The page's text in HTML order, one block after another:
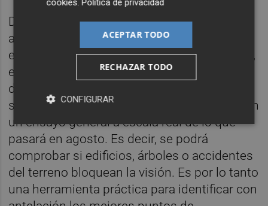
Desde la Generalitat se invita a la ciudadanía
a observar la puesta de sol este miércoles
entre las 20.30 y las 20.35 horas. A esa hora,
el sol estará en la misma posición que el 12
de agosto, el día del eclipse total. Esta
simetría convierte el atardecer de mañana en
un ensayo general a escala real de lo que
pasará en agosto. Es decir, se podrá
comprobar si edificios, árboles o accidentes
del terreno bloquean la visión. Es por lo tanto
una herramienta práctica para identificar con
ACEPTAR TODO
RECHAZAR TODO
CONFIGURAR